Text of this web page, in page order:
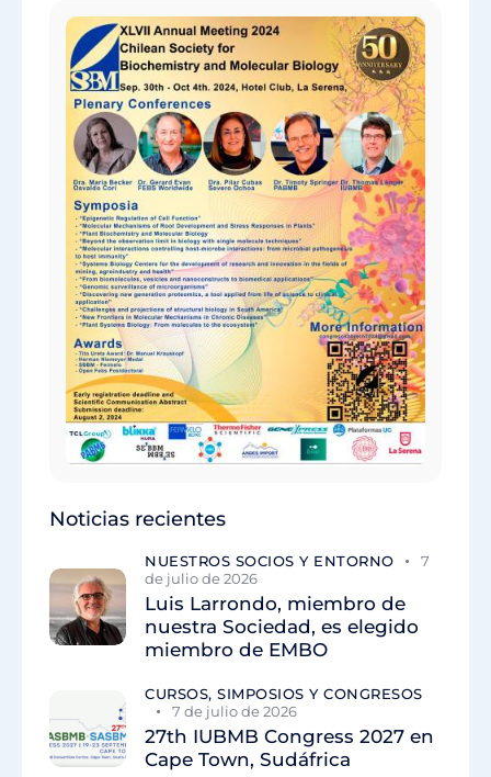
Noticias recientes
NUESTROS SOCIOS Y ENTORNO
7
de julio de 2026
Luis Larrondo, miembro de
nuestra Sociedad, es elegido
miembro de EMBO
CURSOS, SIMPOSIOS Y CONGRESOS
7 de julio de 2026
27th IUBMB Congress 2027 en
Cape Town, Sudáfrica